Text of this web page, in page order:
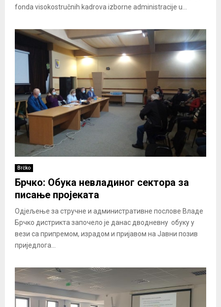
fonda visokostručnih kadrova izborne administracije u...
Brčko
Брчко: Обука невладиног сектора за
писање пројеката
Одјељење за стручне и административне послове Владе
Брчко дистрикта започело је данас дводневну обуку у
вези са припремом, израдом и пријавом на Јавни позив
приједлога...